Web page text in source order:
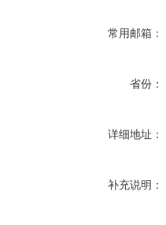
常用邮箱：
省份：
详细地址：
补充说明：